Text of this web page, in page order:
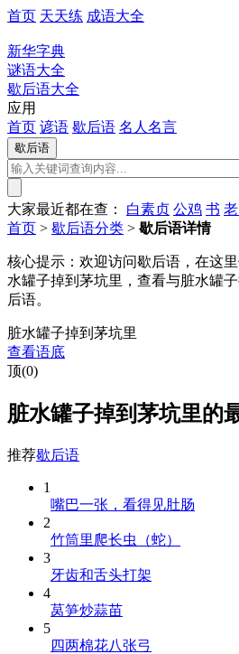
首页 天天练 成语大全
新华字典
谜语大全
歇后语大全
应用
首页 谚语 歇后语 名人名言
大家最近都在查： 白素贞 公鸡 书 老
首页 > 歇后语分类 > 歇后语详情
核心提示： 欢迎访问歇后语，在这
水罐子掉到茅坑里，查看与脏水罐
后语。
脏水罐子掉到茅坑里
查看语底
顶(0)
脏水罐子掉到茅坑里的
推荐歇后语
1
嘴巴一张，看得见肚肠
2
竹筒里爬长虫（蛇）
3
牙齿和舌头打架
4
莴笋炒蒜苗
5
四两棉花八张弓